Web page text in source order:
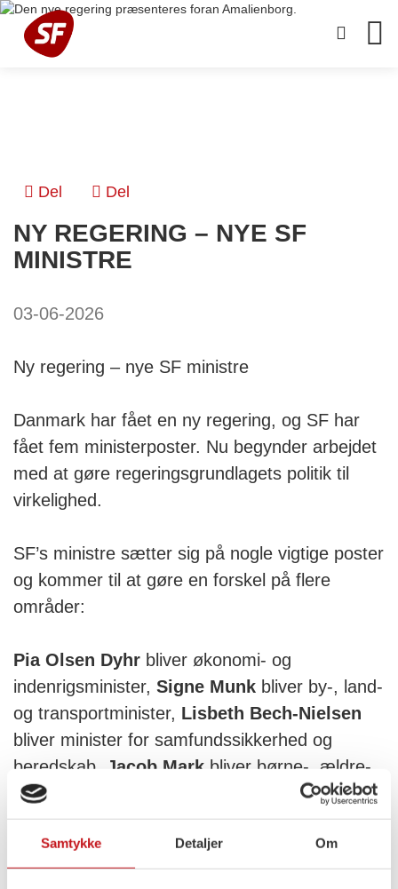
Samtykke Detaljer Om
Del Del
NY REGERING – NYE SF
MINISTRE
03-06-2026
Ny regering – nye SF ministre
Danmark har fået en ny regering, og SF har
fået fem ministerposter. Nu begynder arbejdet
med at gøre regeringsgrundlagets politik til
virkelighed.
SF’s ministre sætter sig på nogle vigtige poster
og kommer til at gøre en forskel på flere
områder:
Pia Olsen Dyhr bliver økonomi- og
indenrigsminister, Signe Munk bliver by-, land-
og transportminister, Lisbeth Bech-Nielsen
bliver minister for samfundssikkerhed og
beredskab,
Jacob Mark bliver børne-, ældre-
og boligminister, og endelig bliver tidligere
præsident for Danmarks
Naturfredningsforening,Maria Reumert
Gjerding, miljøminister for SF.